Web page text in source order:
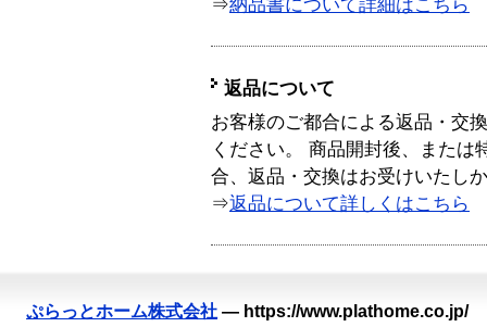
⇒納品書について詳細はこちら
返品について
お客様のご都合による返品・交
ください。 商品開封後、または
合、返品・交換はお受けいたし
⇒返品について詳しくはこちら
ぷらっとホーム株式会社 — https://www.plathome.co.jp/